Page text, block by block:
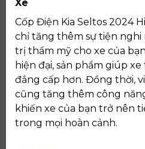
Xe
Cốp Điện Kia Seltos 2024
chỉ tăng thêm sự tiện nghi
trị thẩm mỹ cho xe của
hiện đại, sản phẩm giúp
đẳng cấp hơn. Đồng thời,
cũng tăng thêm công
khiến xe của bạn trở nên
trong mọi hoàn cảnh.